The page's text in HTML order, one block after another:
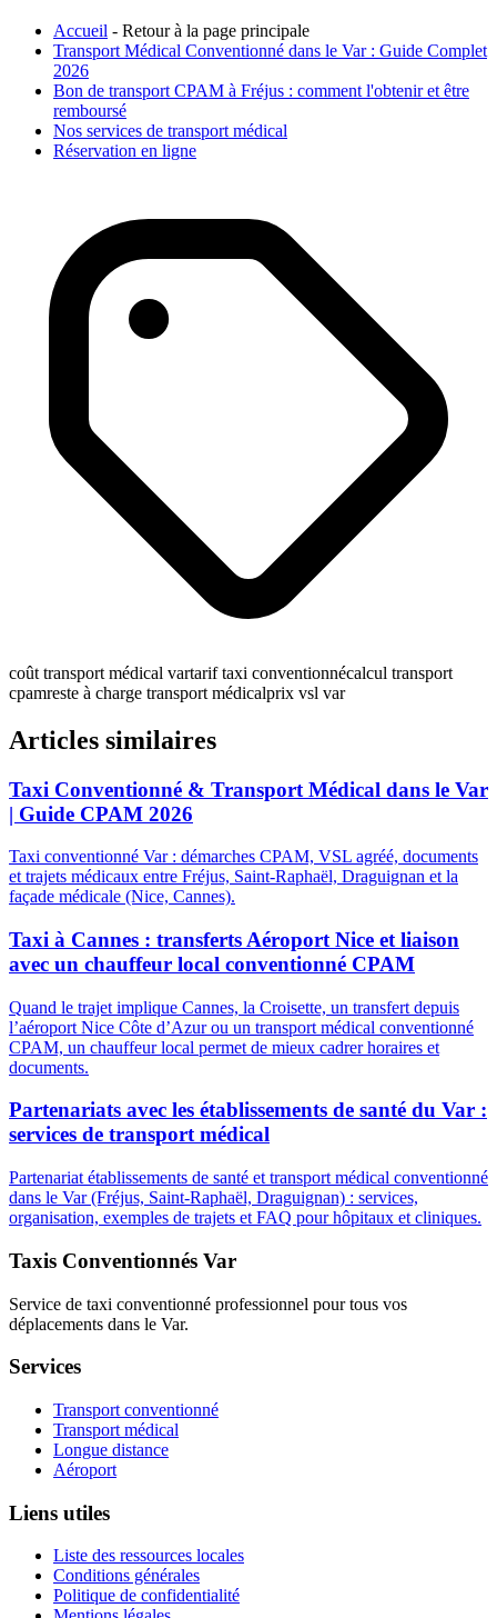
Accueil - Retour à la page principale
Transport Médical Conventionné dans le Var : Guide Complet
2026
Bon de transport CPAM à Fréjus : comment l'obtenir et être
remboursé
Nos services de transport médical
Réservation en ligne
coût transport médical vartarif taxi conventionnécalcul transport
cpamreste à charge transport médicalprix vsl var
Articles similaires
Taxi Conventionné & Transport Médical dans le Var
| Guide CPAM 2026
Taxi conventionné Var : démarches CPAM, VSL agréé, documents
et trajets médicaux entre Fréjus, Saint-Raphaël, Draguignan et la
façade médicale (Nice, Cannes).
Taxi à Cannes : transferts Aéroport Nice et liaison
avec un chauffeur local conventionné CPAM
Quand le trajet implique Cannes, la Croisette, un transfert depuis
l’aéroport Nice Côte d’Azur ou un transport médical conventionné
CPAM, un chauffeur local permet de mieux cadrer horaires et
documents.
Partenariats avec les établissements de santé du Var :
services de transport médical
Partenariat établissements de santé et transport médical conventionné
dans le Var (Fréjus, Saint-Raphaël, Draguignan) : services,
organisation, exemples de trajets et FAQ pour hôpitaux et cliniques.
Taxis Conventionnés Var
Service de taxi conventionné professionnel pour tous vos
déplacements dans le Var.
Services
Transport conventionné
Transport médical
Longue distance
Aéroport
Liens utiles
Liste des ressources locales
Conditions générales
Politique de confidentialité